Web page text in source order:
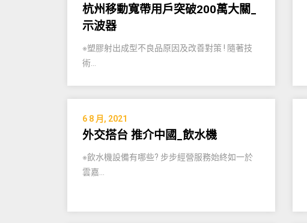
杭州移動寬帶用戶突破200萬大關_
示波器
※塑膠射出成型不良品原因及改善對策 ! 隨著技
術…
6 8 月, 2021
外交搭台 推介中國_飲水機
※飲水機設備有哪些? 步步經營服務始終如一於
雲嘉…